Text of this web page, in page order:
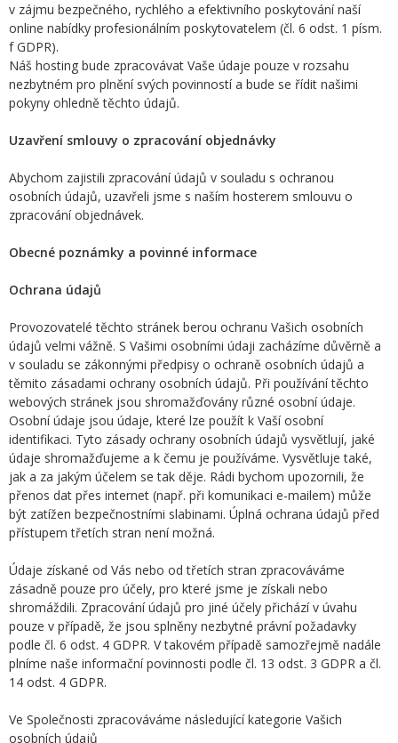
v zájmu bezpečného, rychlého a efektivního poskytování naší
online nabídky profesionálním poskytovatelem (čl. 6 odst. 1 písm.
f GDPR).
Náš hosting bude zpracovávat Vaše údaje pouze v rozsahu
nezbytném pro plnění svých povinností a bude se řídit našimi
pokyny ohledně těchto údajů.
Uzavření smlouvy o zpracování objednávky
Abychom zajistili zpracování údajů v souladu s ochranou
osobních údajů, uzavřeli jsme s naším hosterem smlouvu o
zpracování objednávek.
Obecné poznámky a povinné informace
Ochrana údajů
Provozovatelé těchto stránek berou ochranu Vašich osobních
údajů velmi vážně. S Vašimi osobními údaji zacházíme důvěrně a
v souladu se zákonnými předpisy o ochraně osobních údajů a
těmito zásadami ochrany osobních údajů. Při používání těchto
webových stránek jsou shromažďovány různé osobní údaje.
Osobní údaje jsou údaje, které lze použít k Vaší osobní
identifikaci. Tyto zásady ochrany osobních údajů vysvětlují, jaké
údaje shromažďujeme a k čemu je používáme. Vysvětluje také,
jak a za jakým účelem se tak děje. Rádi bychom upozornili, že
přenos dat přes internet (např. při komunikaci e-mailem) může
být zatížen bezpečnostními slabinami. Úplná ochrana údajů před
přístupem třetích stran není možná.
Údaje získané od Vás nebo od třetích stran zpracováváme
zásadně pouze pro účely, pro které jsme je získali nebo
shromáždili. Zpracování údajů pro jiné účely přichází v úvahu
pouze v případě, že jsou splněny nezbytné právní požadavky
podle čl. 6 odst. 4 GDPR. V takovém případě samozřejmě nadále
plníme naše informační povinnosti podle čl. 13 odst. 3 GDPR a čl.
14 odst. 4 GDPR.
Ve Společnosti zpracováváme následující kategorie Vašich
osobních údajů